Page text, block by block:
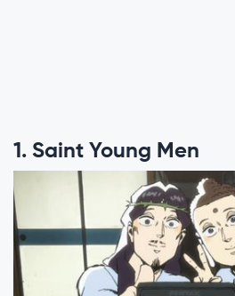
1. Saint Young Men